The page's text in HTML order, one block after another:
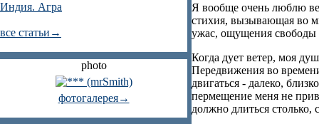
Индия. Агра
все статьи→
photo
фотогалерея→
Я вообще очень люблю
стихия, вызывающая во
ужас, ощущения свободы
Когда дует ветер, моя
Передвижения во
двигаться - далеко,
пермещение меня не
должно длиться столько,